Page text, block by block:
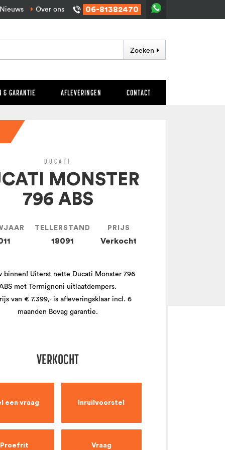
Nieuws Over ons 06-81382470
Zoeken
& GARANTIE AFLEVERINGEN CONTACT
DUCATI
MONSTER
796 ABS
TELLERSTAND
18091
PRIJS
Verkocht
binnen! Uiterst nette Ducati Monster 796
met Termignoni uitlaatdempers.
van € 7.399,- is afleveringsklaar incl. 6
maanden Bovag garantie.
VERKOCHT
een vraag Inruilvoorstel
Proefrit
Vraag